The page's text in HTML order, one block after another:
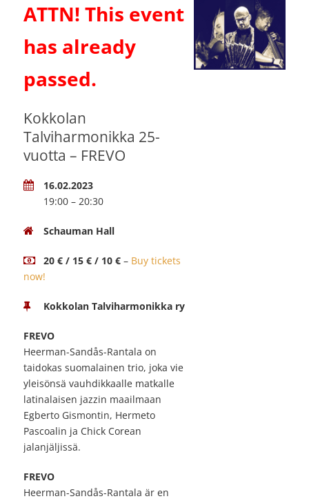
ATTN! This event
has already
passed.
Kokkolan
Talviharmonikka 25-
vuotta – FREVO
16.02.2023
19:00 – 20:30
Schauman Hall
20 € / 15 € / 10 € – Buy tickets
now!
Kokkolan Talviharmonikka ry
FREVO
Heerman-Sandås-Rantala on
taidokas suomalainen trio, joka vie
yleisönsä vauhdikkaalle matkalle
latinalaisen jazzin maailmaan
Egberto Gismontin, Hermeto
Pascoalin ja Chick Corean
jalanjäljissä.
FREVO
Heerman-Sandås-Rantala är en